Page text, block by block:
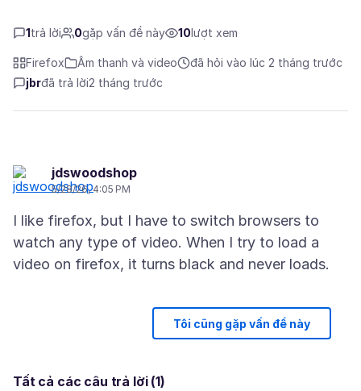
1trả lời 0gặp vấn đề này 10lượt xem
Firefox Âm thanh và video
đã hỏi vào lúc 2 tháng trước
jbrđã trả lời2 tháng trước
jdswoodshop
5/28/26, 4:05 PM
I like firefox, but I have to switch browsers to
watch any type of video. When I try to load a
Tôi cũng gặp vấn đề này
Tất cả các câu trả lời (1)